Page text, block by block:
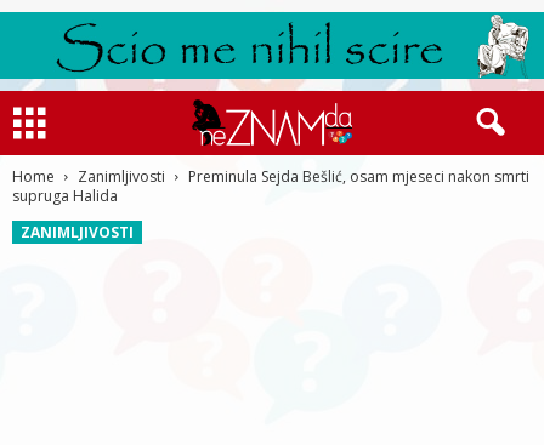
Home Zanimljivosti
Preminula Sejda Bešlić, osam mjeseci nakon smrti
supruga Halida
ZANIMLJIVOSTI